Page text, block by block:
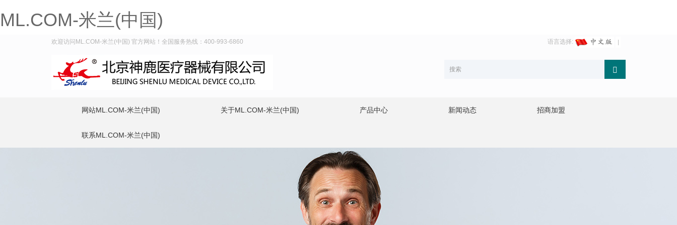
ML.COM-米兰(中国)
欢迎访问ML.COM-米兰(中国) 官方网站！全国服务热线：400-993-6860 语言选择:
网站ML.COM-米兰(中国) 关于ML.COM-米兰(中国) 产品中心 新闻动态 招商加盟
联系ML.COM-米兰(中国)